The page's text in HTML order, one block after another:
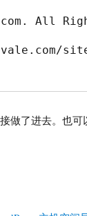
All
做了进去。也可